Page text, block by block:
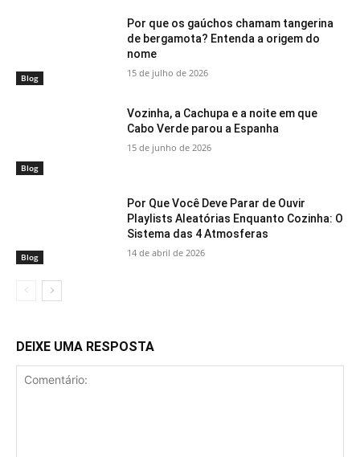
Blog
Por que os gaúchos chamam tangerina
de bergamota? Entenda a origem do
nome
15 de julho de 2026
Blog
Vozinha, a Cachupa e a noite em que
Cabo Verde parou a Espanha
15 de junho de 2026
Blog
Por Que Você Deve Parar de Ouvir
Playlists Aleatórias Enquanto Cozinha: O
Sistema das 4 Atmosferas
14 de abril de 2026
DEIXE UMA RESPOSTA